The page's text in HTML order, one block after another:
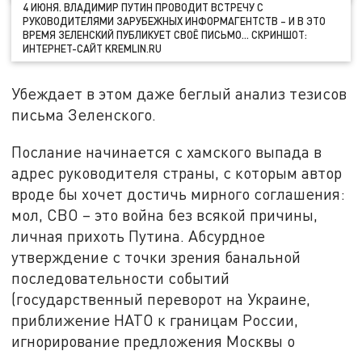
4 ИЮНЯ. ВЛАДИМИР ПУТИН ПРОВОДИТ ВСТРЕЧУ С
РУКОВОДИТЕЛЯМИ ЗАРУБЕЖНЫХ ИНФОРМАГЕНТСТВ – И В ЭТО
ВРЕМЯ ЗЕЛЕНСКИЙ ПУБЛИКУЕТ СВОЁ ПИСЬМО… СКРИНШОТ:
ИНТЕРНЕТ-САЙТ KREMLIN.RU
Убеждает в этом даже беглый анализ тезисов
письма Зеленского.
Послание начинается с хамского выпада в
адрес руководителя страны, с которым автор
вроде бы хочет достичь мирного соглашения:
мол, СВО – это война без всякой причины,
личная прихоть Путина. Абсурдное
утверждение с точки зрения банальной
последовательности событий
(государственный переворот на Украине,
приближение НАТО к границам России,
игнорирование предложения Москвы о